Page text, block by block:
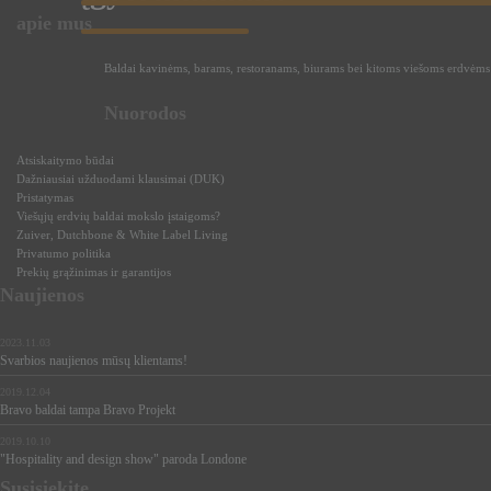
apie mus
Baldai kavinėms, barams, restoranams, biurams bei kitoms viešoms
Atsiskaitymo būdai
Dažniausiai užduodami klausimai (DUK)
Pristatymas
Viešųjų erdvių baldai mokslo įstaigoms?
Zuiver, Dutchbone & White Label Living
Privatumo politika
Prekių grąžinimas ir garantijos
Svarbios naujienos mūsų klientams!
Bravo baldai tampa Bravo Projekt
"Hospitality and design show" paroda Londone